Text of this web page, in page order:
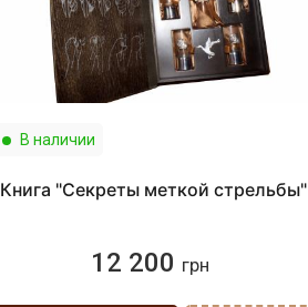
В наличии
Книга "Секреты меткой стрельбы"
12 200 грн